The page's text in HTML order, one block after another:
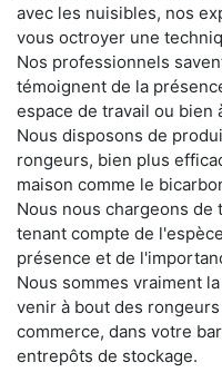
avec les nuisibles, nos
vous octroyer une
Nos professionnels
témoignent de la
espace de travail ou bien
Nous disposons de
rongeurs, bien plus
maison comme le
Nous nous chargeons de
tenant compte de
présence et de
Nous sommes vraiment
venir à bout des
commerce, dans votre
entrepôts de stockage.